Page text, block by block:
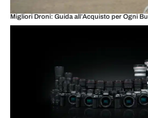
Migliori Droni: Guida all’Acquisto per Ogni